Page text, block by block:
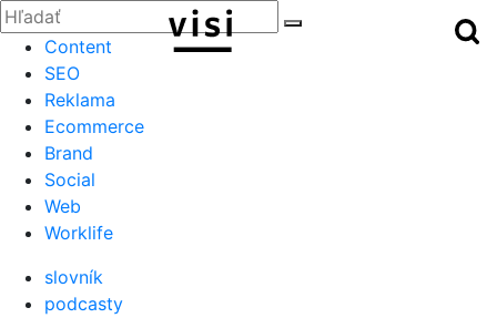
Zatvoriť
Hľadať:
Menu
Content
SEO
Reklama
Ecommerce
Brand
Social
Web
Worklife
slovník
podcasty